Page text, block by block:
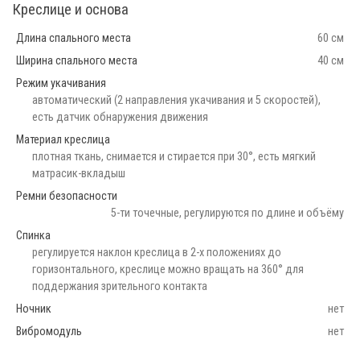
Креслице и основа
Длина спального места
60 см
Ширина спального места
40 см
Режим укачивания
автоматический (2 направления укачивания и 5 скоростей),
есть датчик обнаружения движения
Материал креслица
плотная ткань, снимается и стирается при 30°, есть мягкий
матрасик-вкладыш
Ремни безопасности
5-ти точечные, регулируются по длине и объёму
Спинка
регулируется наклон креслица в 2-х положениях до
горизонтального, креслице можно вращать на 360° для
поддержания зрительного контакта
Ночник
нет
Вибромодуль
нет